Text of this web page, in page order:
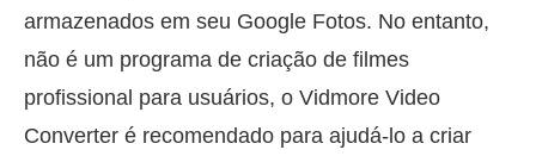
armazenados em seu Google Fotos. No entanto,
não é um programa de criação de filmes
profissional para usuários, o Vidmore Video
Converter é recomendado para ajudá-lo a criar